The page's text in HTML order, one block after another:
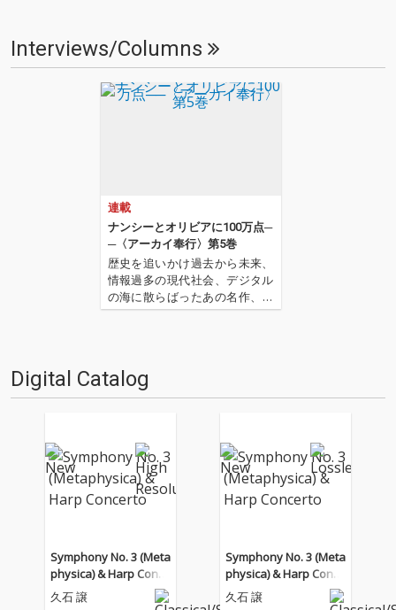
Interviews/Columns
連載
ナンシーとオリビアに100万点─
─〈アーカイ奉行〉第5巻
歴史を追いかけ過去から未来、
情報過多の現代社会、デジタル
の海に散らばったあの名作、こ
の名作たちをひとつにまとめる
は…'''1.過去作の最新リマスター
音源 2.これまで未配信…
Digital Catalog
Symphony No. 3 (Meta
physica) & Harp Conce
rto
久石 譲
Symphony No. 3 (Meta
physica) & Harp Conce
rto
久石 譲